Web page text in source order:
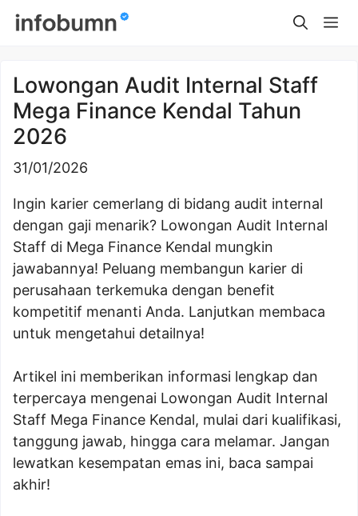
Skip
Lowongan Audit Internal Staff
Mega Finance Kendal Tahun
2026
31/01/2026
Ingin karier cemerlang di bidang audit internal
dengan gaji menarik? Lowongan Audit Internal
Staff di Mega Finance Kendal mungkin
jawabannya! Peluang membangun karier di
perusahaan terkemuka dengan benefit
kompetitif menanti Anda. Lanjutkan membaca
untuk mengetahui detailnya!
Artikel ini memberikan informasi lengkap dan
terpercaya mengenai Lowongan Audit Internal
Staff Mega Finance Kendal, mulai dari kualifikasi,
tanggung jawab, hingga cara melamar. Jangan
lewatkan kesempatan emas ini, baca sampai
akhir!